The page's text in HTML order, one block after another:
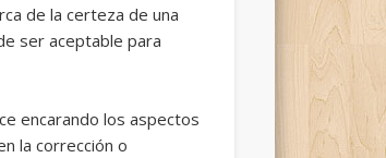
de la certeza de una
ser aceptable para
encarando los aspectos
la corrección o